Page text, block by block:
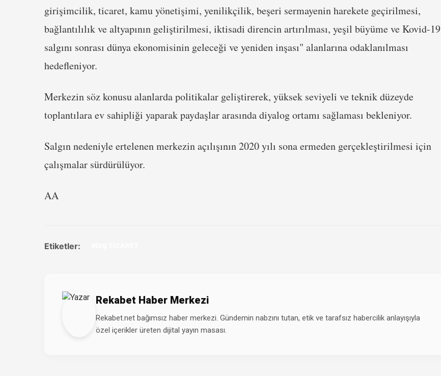
girişimcilik, ticaret, kamu yönetişimi, yenilikçilik, beşeri sermayenin harekete geçirilmesi,
bağlantılılık ve altyapının geliştirilmesi, iktisadi direncin artırılması, yeşil büyüme ve Kovid-19
salgını sonrası dünya ekonomisinin geleceği ve yeniden inşası" alanlarına odaklanılması
hedefleniyor.
Merkezin söz konusu alanlarda politikalar geliştirerek, yüksek seviyeli ve teknik düzeyde
toplantılara ev sahipliği yaparak paydaşlar arasında diyalog ortamı sağlaması bekleniyor.
Salgın nedeniyle ertelenen merkezin açılışının 2020 yılı sona ermeden gerçekleştirilmesi için
çalışmalar sürdürülüyor.
AA
Etiketler:
Rekabet Haber Merkezi
Rekabet.net bağımsız haber merkezi. Gündemin nabzını tutan, etik ve tarafsız habercilik anlayışıyla
özel içerikler üreten dijital yayın masası.